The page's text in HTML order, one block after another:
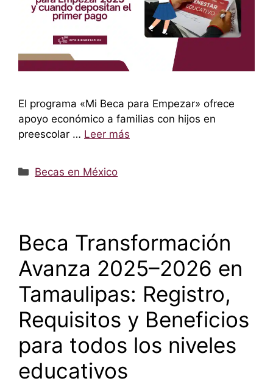
El programa «Mi Beca para Empezar» ofrece
apoyo económico a familias con hijos en
preescolar … Leer más
Categorías
Becas en México
Beca Transformación
Avanza 2025–2026 en
Tamaulipas: Registro,
Requisitos y Beneficios
para todos los niveles
educativos